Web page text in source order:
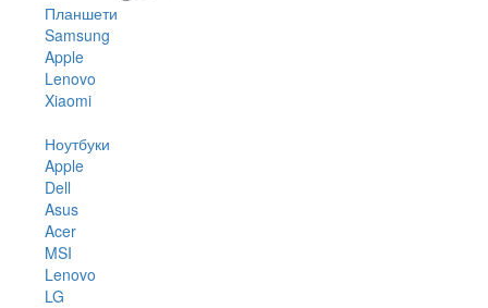
Планшети
Samsung
Apple
Lenovo
Xiaomi
Ноутбуки
Apple
Dell
Asus
Acer
MSI
Lenovo
LG